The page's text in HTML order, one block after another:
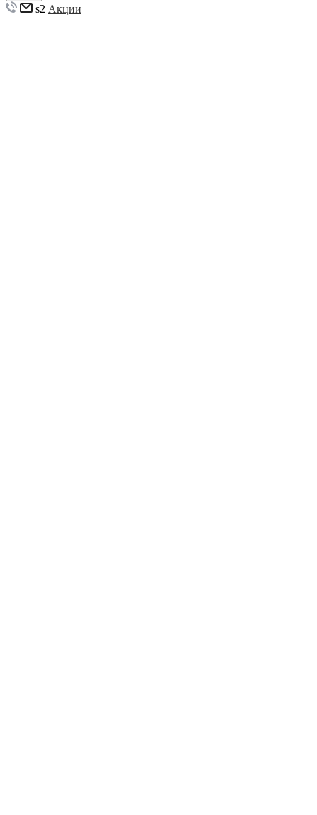
s2 Акции